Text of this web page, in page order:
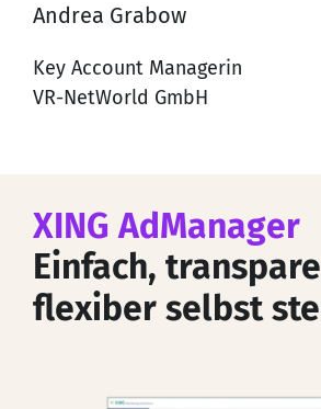
Andrea Grabow
Key Account Managerin
VR-NetWorld GmbH
XING AdManager
Einfach,
flexiber selbst